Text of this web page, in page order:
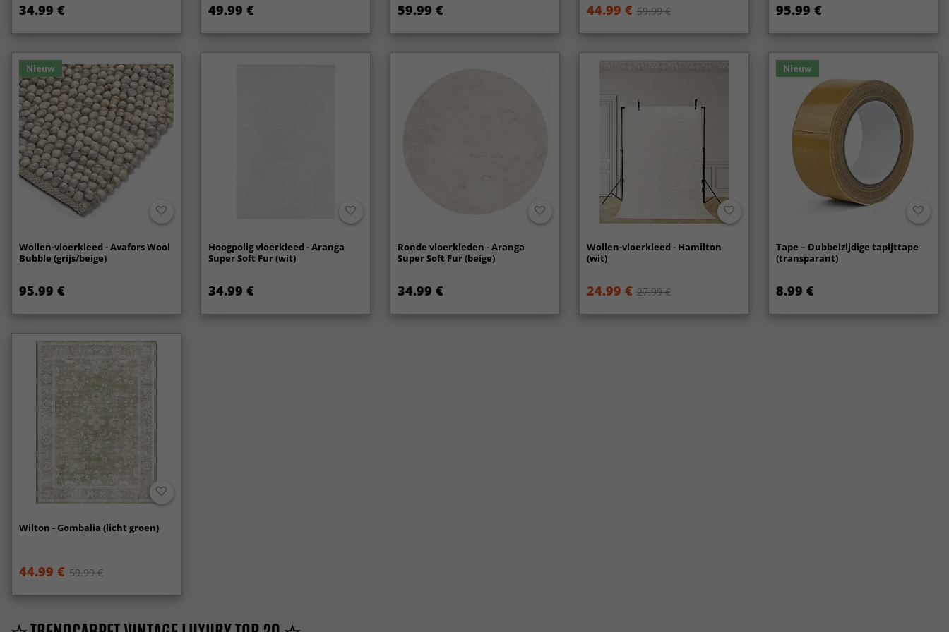
34.99 € 49.99 € 59.99 € 44.99 € 59.99 € 95.99 €
Nieuw
Wollen-vloerkleed - Avafors Wool
Bubble (grijs/beige)
95.99 €
Hoogpolig vloerkleed - Aranga
Super Soft Fur (wit)
34.99 €
Ronde vloerkleden - Aranga
Super Soft Fur (beige)
34.99 €
Wollen-vloerkleed - Hamilton
(wit)
24.99 € 27.99 €
Nieuw
Tape – Dubbelzijdige tapijttape
(transparant)
8.99 €
Wilton - Gombalia (licht groen)
44.99 € 59.99 €